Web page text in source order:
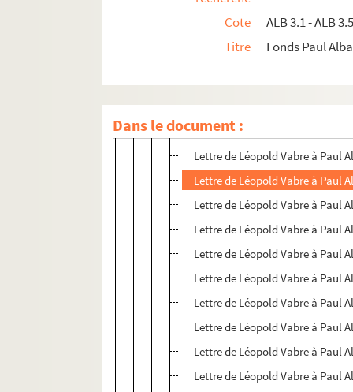
Cote
ALB 3.1 - ALB
Titre
Fonds Paul
Dans le document :Lettre de Léopold Vabre à Paul
Lettre de Léopold Vabre à Paul
Lettre de Léopold Vabre à Paul
Lettre de Léopold Vabre à Paul
Lettre de Léopold Vabre à Paul
Lettre de Léopold Vabre à Paul
Lettre de Léopold Vabre à Paul
Lettre de Léopold Vabre à Paul
Lettre de Léopold Vabre à Paul
Lettre de Léopold Vabre à Paul
Lettre de Léopold Vabre à Paul